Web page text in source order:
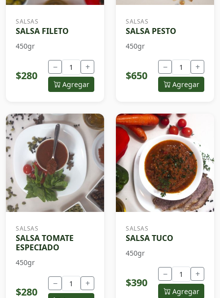
SALSAS
SALSA FILETO
450gr
$280
− +
Agregar
SALSAS
SALSA PESTO
450gr
$650
− +
Agregar
SALSAS
SALSA TOMATE
ESPECIADO
450gr
$280
− +
SALSAS
SALSA TUCO
450gr
$390
− +
Agregar